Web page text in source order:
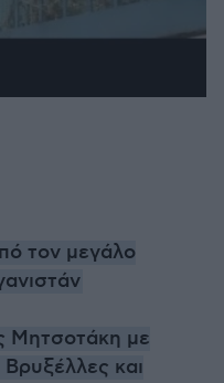
τον μεγάλο
Μητσοτάκη με
και